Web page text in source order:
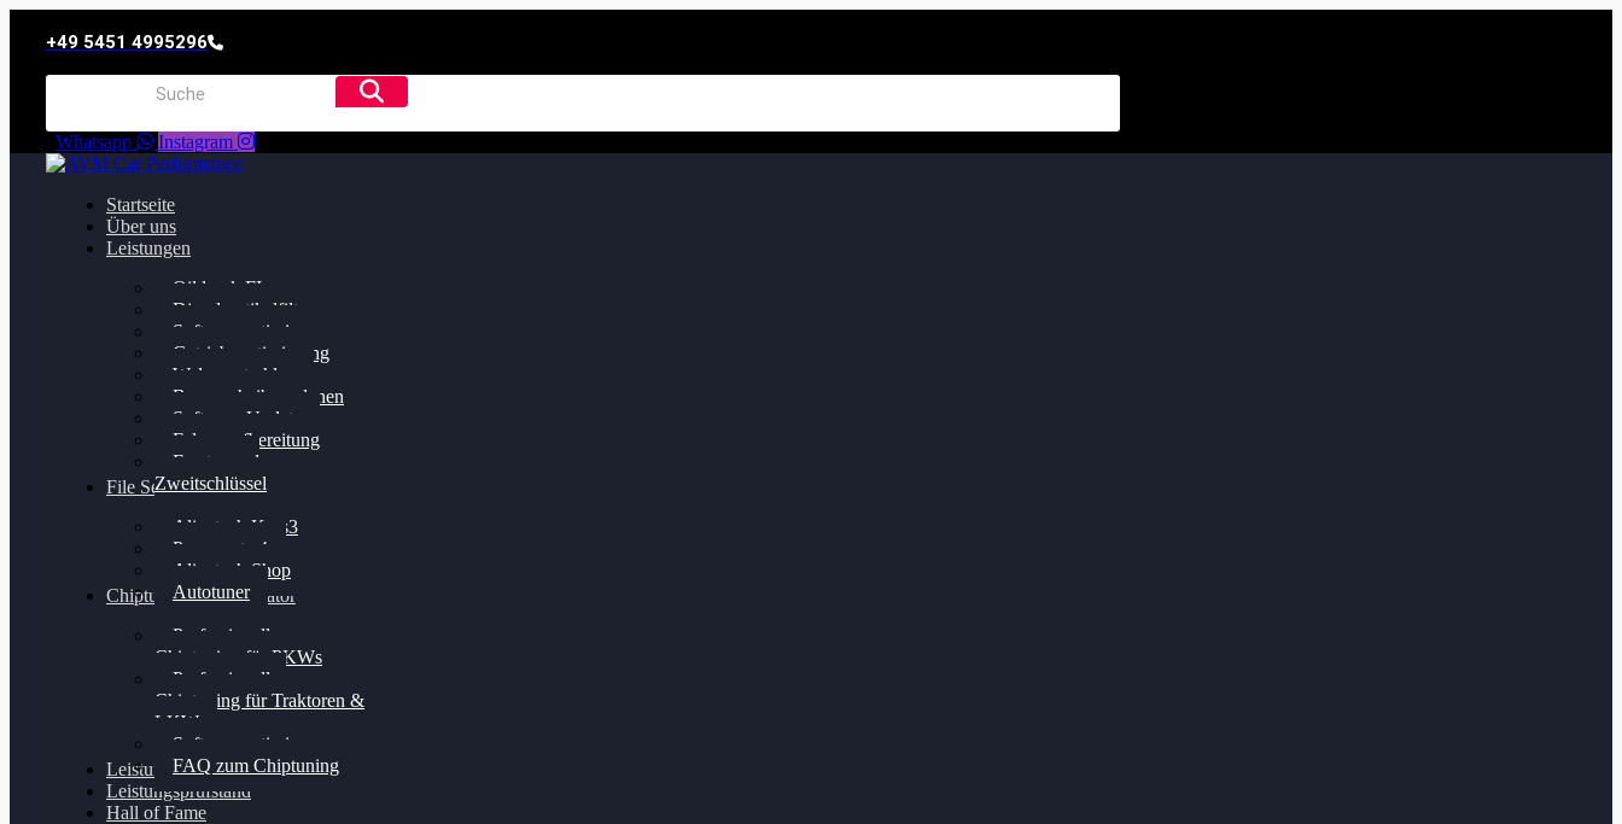
+49 5451 4995296
Whatsapp Instagram
Startseite
Über uns
Leistungen
Oildruck FIx
Dieselpartikelfilter
Softwareoptimierung
Getriebeoptimierung
Walnussstrahlen
Bremsscheiben planen
Software Update
Felgenaufbereitung
Ersatz- und
Zweitschlüssel
File Service
Alientech Kess3
Powergate 4
Alientech Shop
Autotuner
Chiptuning Konfigurator
Professionelles
Chiptuning für PKWs
Professionelles
Chiptuning für Traktoren &
LKW
Softwareoptimierung
FAQ zum Chiptuning
Leistungsmessung
Leistungsprüfstand
Hall of Fame